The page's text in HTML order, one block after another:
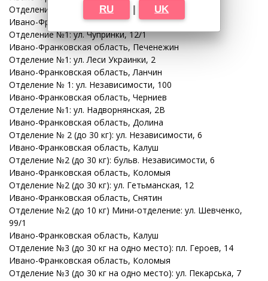
RU | UK
Отделение №1: ул. 22 Января, 82
Ивано-Франковскаяобласть, Городенка
Отделение №1: ул. Чупринки, 12/1
Ивано-Франковскаяобласть, Печенежин
Отделение №1: ул. Леси Украинки, 2
Ивано-Франковская область, Ланчин
Отделение № 1: ул. Независимости, 100
Ивано-Франковская область, Черниев
Отделение №1: ул. Надворнянская, 2В
Ивано-Франковская область, Долина
Отделение № 2 (до 30 кг): ул. Независимости, 6
Ивано-Франковская область, Калуш
Отделение №2 (до 30 кг): бульв. Независимости, 6
Ивано-Франковская область, Коломыя
Отделение №2 (до 30 кг): ул. Гетьманская, 12
Ивано-Франковская область, Снятин
Отделение №2 (до 10 кг) Мини-отделение: ул. Шевченко,
99/1
Ивано-Франковская область, Калуш
Отделение №3 (до 30 кг на одно место): пл. Героев, 14
Ивано-Франковская область, Коломыя
Отделение №3 (до 30 кг на одно место): ул. Пекарська, 7